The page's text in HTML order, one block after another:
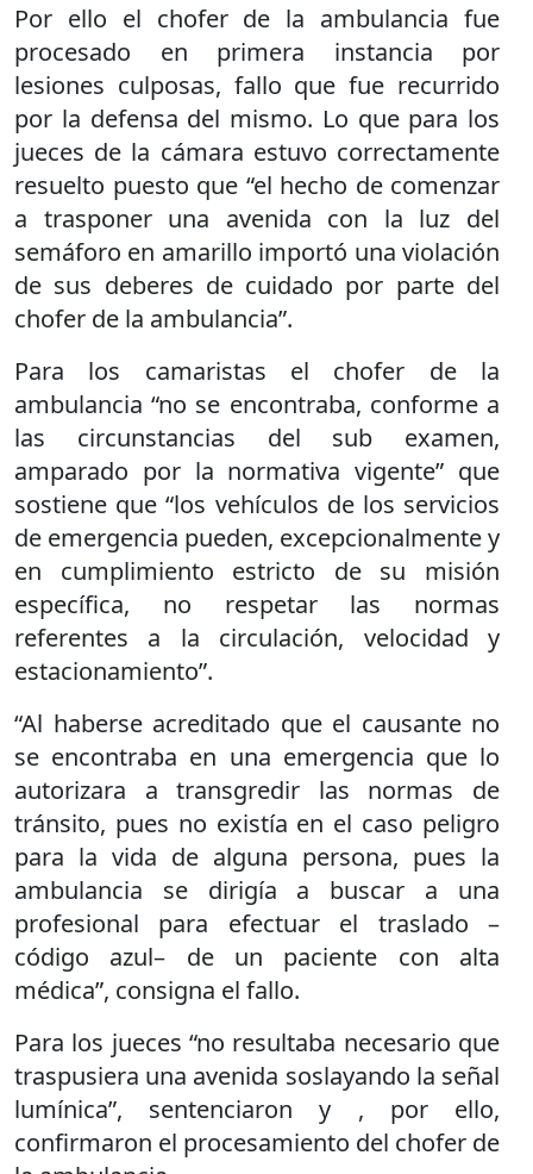
Por ello el chofer de la ambulancia fue
procesado en primera instancia por
lesiones culposas, fallo que fue recurrido
por la defensa del mismo. Lo que para los
jueces de la cámara estuvo correctamente
resuelto puesto que “el hecho de comenzar
a trasponer una avenida con la luz del
semáforo en amarillo importó una violación
de sus deberes de cuidado por parte del
chofer de la ambulancia”.
Para los camaristas el chofer de la
ambulancia “no se encontraba, conforme a
las circunstancias del sub examen,
amparado por la normativa vigente” que
sostiene que “los vehículos de los servicios
de emergencia pueden, excepcionalmente y
en cumplimiento estricto de su misión
específica, no respetar las normas
referentes a la circulación, velocidad y
estacionamiento”.
“Al haberse acreditado que el causante no
se encontraba en una emergencia que lo
autorizara a transgredir las normas de
tránsito, pues no existía en el caso peligro
para la vida de alguna persona, pues la
ambulancia se dirigía a buscar a una
profesional para efectuar el traslado –
código azul– de un paciente con alta
médica”, consigna el fallo.
Para los jueces “no resultaba necesario que
traspusiera una avenida soslayando la señal
lumínica”, sentenciaron y , por ello,
confirmaron el procesamiento del chofer de